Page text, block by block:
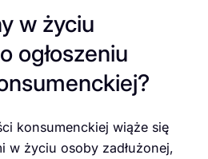
w życiu
ogłoszeniu
konsumenckiej wiąże się
w życiu osoby zadłużonej,